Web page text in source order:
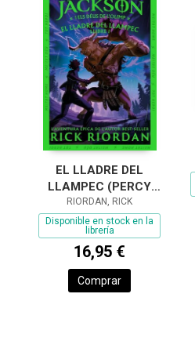
EL LLADRE DEL
LLAMPEC (PERCY
JACKSON I ELS DÉUS
DE L'OLIMP 1)
RIORDAN, RICK
Disponible en stock en la
librería
16,95 €
Comprar